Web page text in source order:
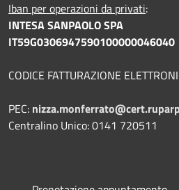
Iban per operazioni da privati:
INTESA SANPAOLO SPA
IT59G0306947590100000046040
CODICE FATTURAZIONE
PEC:
Centralino Unico: 0141 720511